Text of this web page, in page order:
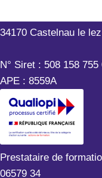
34170 Castelnau le lez
N° Siret : 508 158 755
APE : 8559A
Prestataire de
06579 34